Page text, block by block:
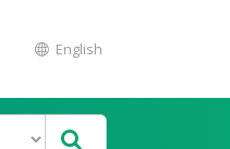
English